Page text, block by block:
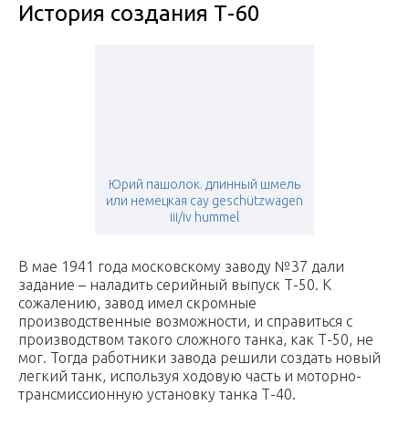
История создания Т-60
Юрий пашолок. длинный шмель
или немецкая сау geschützwagen
iii/iv hummel
В мае 1941 года московскому заводу №37 дали
задание – наладить серийный выпуск Т-50. К
сожалению, завод имел скромные
производственные возможности, и справиться с
производством такого сложного танка, как Т-50, не
мог. Тогда работники завода решили создать новый
легкий танк, используя ходовую часть и моторно-
трансмиссионную установку танка Т-40.